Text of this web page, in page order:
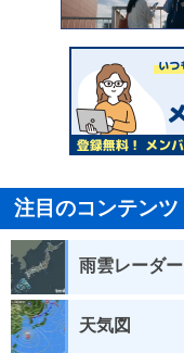
注目のコンテンツ
雨雲レーダー
天気図